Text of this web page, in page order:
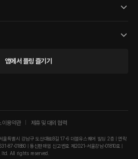
앱에서 플링 즐기기
이용약관 제휴 및 대외 협력
울특별시 강남구 도산대로8길 17-6 더블유스퀘어 빌딩 2층 | 연락
87-01880 | 통신판매업 신고번호 제2021-서울강남-01810호 |
All rights reserved.